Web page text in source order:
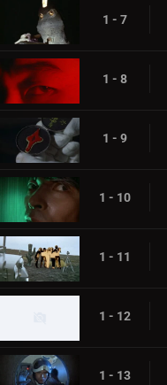
1 - 7
1 - 8
1 - 9
1 - 10
1 - 11
1 - 12
1 - 13